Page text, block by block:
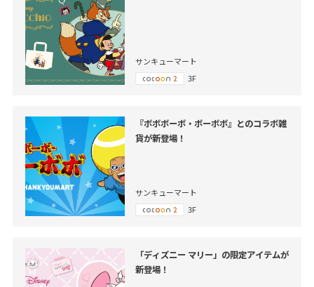
サンキューマート
3F
『ボボボーボ・ボーボボ』とのコラボ雑
貨が新登場！
サンキューマート
3F
「ディズニー マリー」の限定アイテムが
新登場！